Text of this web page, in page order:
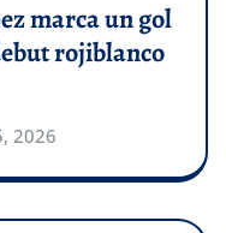
marca un gol
rojiblanco
2026